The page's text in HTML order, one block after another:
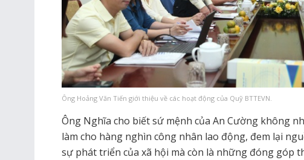
Ông Hoảng Văn Tiến giới thiệu về các hoạt động của Quỹ BTTEVN.
Ông Nghĩa cho biết sứ mệnh của An Cường không
làm cho hàng nghìn công nhân lao động, đem lại
sự phát triển của xã hội mà còn là những đóng góp